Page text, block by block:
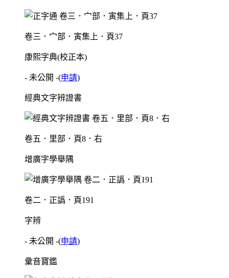
卷三．宀部．寅集上．頁37
康熙字典(校正本)
- 未公開 -(申請)
經典文字辨證書
卷五．里部．頁8．右
增廣字學舉隅
卷二．正譌．頁191
字辨
- 未公開 -(申請)
彙音寶鑑